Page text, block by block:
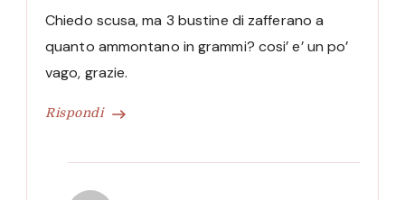
Rispondi
Chiedo scusa, ma 3 bustine di zafferano a
quanto ammontano in grammi? cosi’ e’ un po’
vago, grazie.